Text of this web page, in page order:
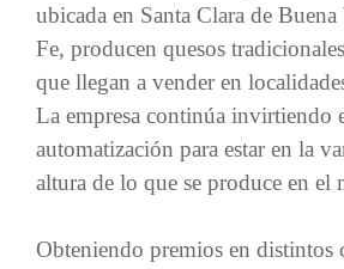
ubicada en Santa Clara de Buena
Fe, producen quesos
que llegan a vender en
La empresa continúa invirtiendo
automatización para estar en la
altura de lo que se produce en el
Obteniendo premios en distintos